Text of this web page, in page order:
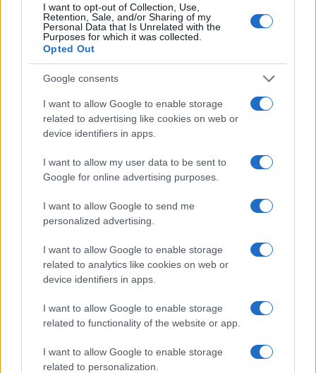
I want to opt-out of Collection, Use,
Retention, Sale, and/or Sharing of my
Personal Data that Is Unrelated with the
Purposes for which it was collected.
Opted Out
Google consents
I want to allow Google to enable storage
related to advertising like cookies on web or
device identifiers in apps.
I want to allow my user data to be sent to
Google for online advertising purposes.
I want to allow Google to send me
personalized advertising.
I want to allow Google to enable storage
related to analytics like cookies on web or
device identifiers in apps.
I want to allow Google to enable storage
related to functionality of the website or app.
I want to allow Google to enable storage
related to personalization.
La macchina usata più affidabile: un investimento che esige
ponderazione
Redazione · 5 Ago 2026
NEWS
Petrolio in calo: Brent a 91.82 USD, ribassi diffusi tra le
materie prime
Andrea Innocenti · 4 Ago 2026